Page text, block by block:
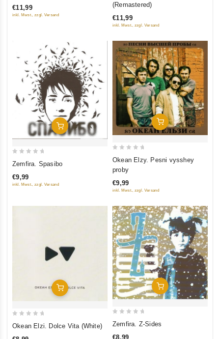
of
€11,99
inkl. Mwst., zzgl. Versand
5
(Remastered)
€11,99
inkl. Mwst., zzgl. Versand
Add To Cart
of
Zemfira. Spasibo
€9,99
inkl. Mwst., zzgl. Versand
Add To Cart
5
Okean Elzy. Pesni vysshey
proby
€9,99
inkl. Mwst., zzgl. Versand
Add To Cart
Okean Elzi. Dolce Vita (White)
Add To Cart
Zemfira. Z-Sides
€8,99